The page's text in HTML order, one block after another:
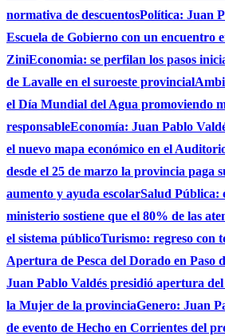
normativa de descuentosPolítica: Juan
Escuela de Gobierno con un encuentro
ZiniEconomia: se perfilan los pasos
de Lavalle en el suroeste provincial
el Día Mundial del Agua promoviendo
responsableEconomía: Juan Pablo
el nuevo mapa económico en el
desde el 25 de marzo la provincia paga
aumento y ayuda escolarSalud Pública:
ministerio sostiene que el 80% de las
el sistema públicoTurismo: regreso con
Apertura de Pesca del Dorado en Paso
Juan Pablo Valdés presidió apertura
la Mujer de la provinciaGenero: Juan
de evento de Hecho en Corrientes del